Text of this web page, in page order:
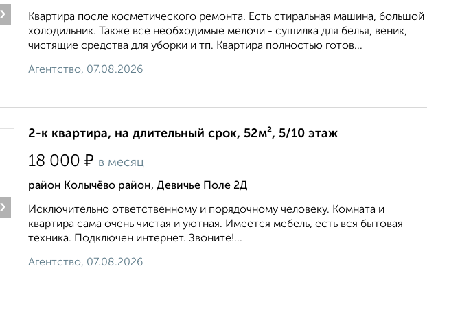
›
Квартира после косметического ремонта. Есть стиральная машина, большой
холодильник. Также все необходимые мелочи - сушилка для белья, веник,
чистящие средства для уборки и тп. Квартира полностью готов...
Агентство, 07.08.2026
›
2-к квартира, на длительный срок, 52м², 5/10 этаж
18 000 ₽ в месяц
район Колычёво район, Девичье Поле 2Д
Исключительно ответственному и порядочному человеку. Комната и
квартира сама очень чистая и уютная. Имеется мебель, есть вся бытовая
техника. Подключен интернет. Звоните!...
Агентство, 07.08.2026